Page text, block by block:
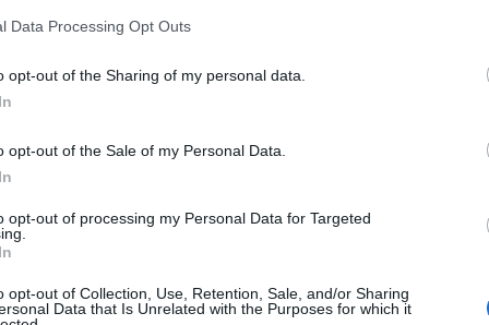
Data Processing Opt Outs
opt-out of the Sharing of my personal data.
opt-out of the Sale of my Personal Data.
opt-out of processing my Personal Data for Targeted
opt-out of Collection, Use, Retention, Sale, and/or Sharing
Data that Is Unrelated with the Purposes for which it
L’obiettivo finale del percorso è
i disegni, le ricette e le schede
maestre che si occupano da vicino del
Rita Mannoni, Sara Deriu e Antonella
cliccandoqui